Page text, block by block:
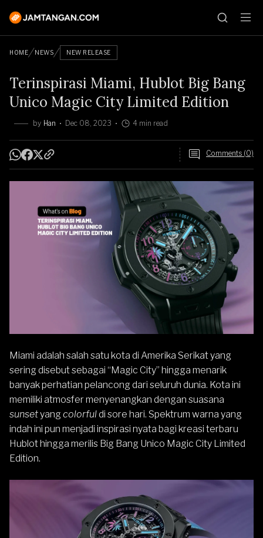
HOME NEWS NEW RELEASE
Terinspirasi Miami, Hublot Big Bang
Unico Magic City Limited Edition
by Han Dec 08, 2023 4 min read
Comments (0)
Miami adalah salah satu kota di Amerika Serikat yang
sering disebut sebagai “Magic City” hingga menarik
banyak perhatian pelancong dari seluruh dunia. Kota ini
memiliki atmosfer menyenangkan dengan suasana
sunsetyang colorfuldi sore hari. Spektrum warna yang
indah ini pun menjadi inspirasi nyata bagi kreasi terbaru
Hublothingga merilis Big Bang Unico Magic City Limited
Edition.